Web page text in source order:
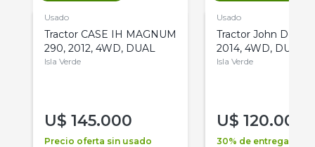
Usado
Tractor CASE IH MAGNUM
290, 2012, 4WD, DUAL
Isla Verde
U$ 145.000
Precio oferta sin usado
Usado
Tractor John Deere
2014, 4WD, DUAL
Isla Verde
U$ 120.000
30% de entrega +